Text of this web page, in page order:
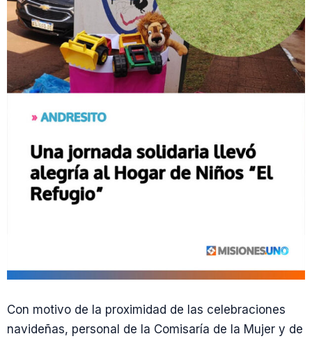
Con motivo de la proximidad de las celebraciones
navideñas, personal de la Comisaría de la Mujer y de